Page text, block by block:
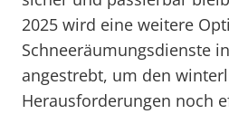
2025 wird eine weitere
Schneeräumungsdienste
angestrebt, um den
Herausforderungen noch